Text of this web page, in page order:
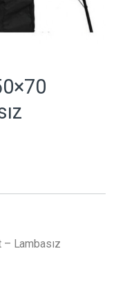
Lambasız